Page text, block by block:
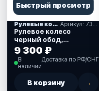
Быстрый просмотр
Рулевые колеса, спиннеры Артикул: 73053-01
Рулевое колесо
черный обод,
стальные спицы, д.
360 мм. (73053-01)
9 300 ₽
В
наличии
Доставка по РФ/СНГ
В корзину →